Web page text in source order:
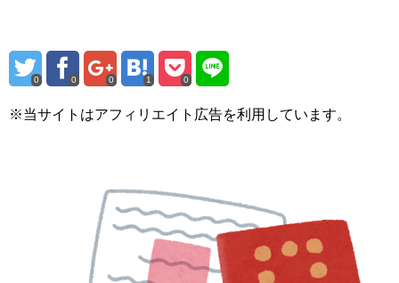
0 0 0 1 0
※当サイトはアフィリエイト広告を利用しています。